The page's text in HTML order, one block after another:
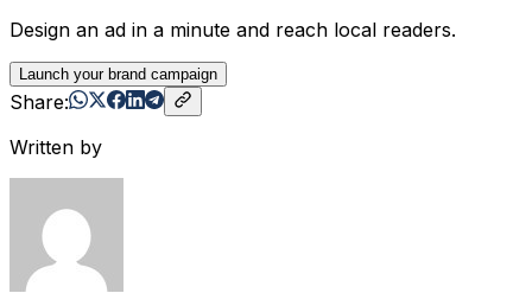
Design an ad in a minute and reach local readers.
Launch your brand campaign
Share:
Written by